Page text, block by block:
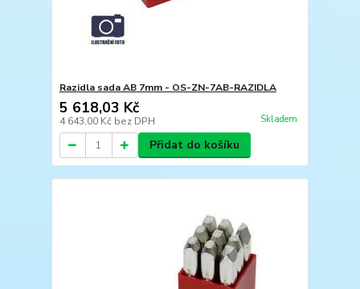
Razidla sada AB 7mm - OS-ZN-7AB-RAZIDLA
5 618,03 Kč
4 643,00 Kč bez DPH Skladem
Přidat do košíku